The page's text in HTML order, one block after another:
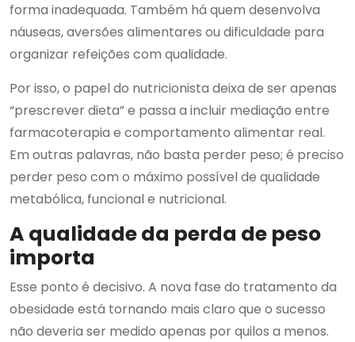
forma inadequada. Também há quem desenvolva
náuseas, aversões alimentares ou dificuldade para
organizar refeições com qualidade.
Por isso, o papel do nutricionista deixa de ser apenas
“prescrever dieta” e passa a incluir mediação entre
farmacoterapia e comportamento alimentar real.
Em outras palavras, não basta perder peso; é preciso
perder peso com o máximo possível de qualidade
metabólica, funcional e nutricional.
A qualidade da perda de peso
importa
Esse ponto é decisivo. A nova fase do tratamento da
obesidade está tornando mais claro que o sucesso
não deveria ser medido apenas por quilos a menos.